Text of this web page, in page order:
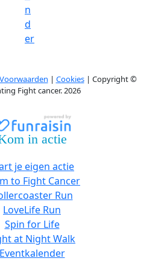
n
d
er
| Cookies| Copyright ©
Fight cancer. 2026
in actie
je eigen actie
to Fight Cancer
Run
LoveLife Run
Spin for Life
at Night Walk
Eventkalender